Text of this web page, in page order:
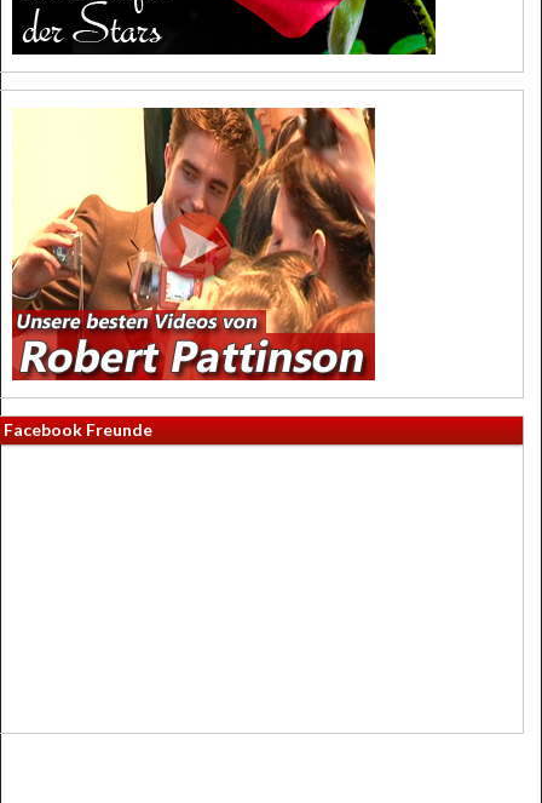
Facebook Freunde